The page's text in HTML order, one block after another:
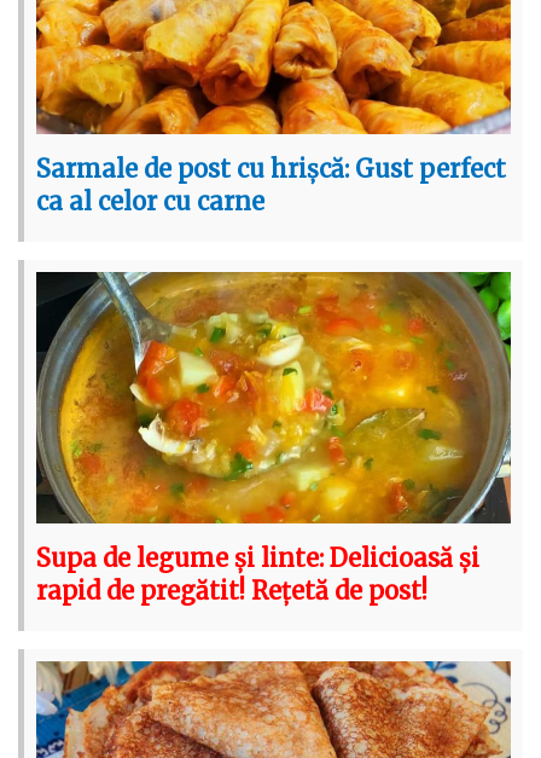
Sarmale de post cu hrișcă: Gust perfect
ca al celor cu carne
Supa de legume și linte: Delicioasă și
rapid de pregătit! Rețetă de post!